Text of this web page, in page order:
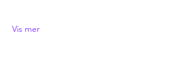
Vis mer